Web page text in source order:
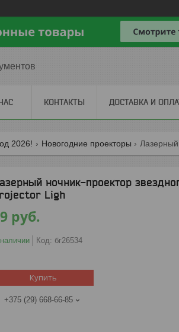
КОНТАКТЫ ДОСТАВКА И
2026! Новогодние проекторы
ночник-проектор
Ligh
руб.
Код: бг26534
Купить
+375 (29) 668-66-85